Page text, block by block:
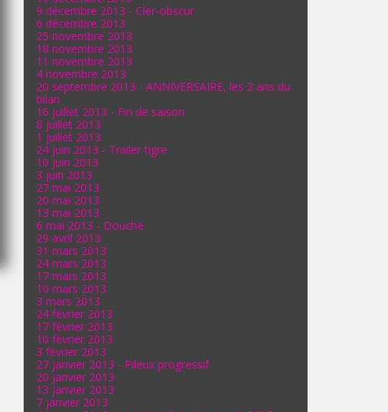
9 décembre 2013 - Cler-obscur
6 décembre 2013
25 novembre 2013
18 novembre 2013
11 novembre 2013
4 novembre 2013
20 septembre 2013 - ANNIVERSAIRE, les 2 ans du
bilan
16 juillet 2013 - Fin de saison
8 juillet 2013
1 juillet 2013
24 juin 2013 - Trailer tigre
10 juin 2013
3 juin 2013
27 mai 2013
20 mai 2013
13 mai 2013
6 mai 2013 - Douche
29 avril 2013
31 mars 2013
24 mars 2013
17 mars 2013
10 mars 2013
3 mars 2013
24 février 2013
17 février 2013
10 février 2013
3 février 2013
27 janvier 2013 - Pileux progressif
20 janvier 2013
13 janvier 2013
7 janvier 2013